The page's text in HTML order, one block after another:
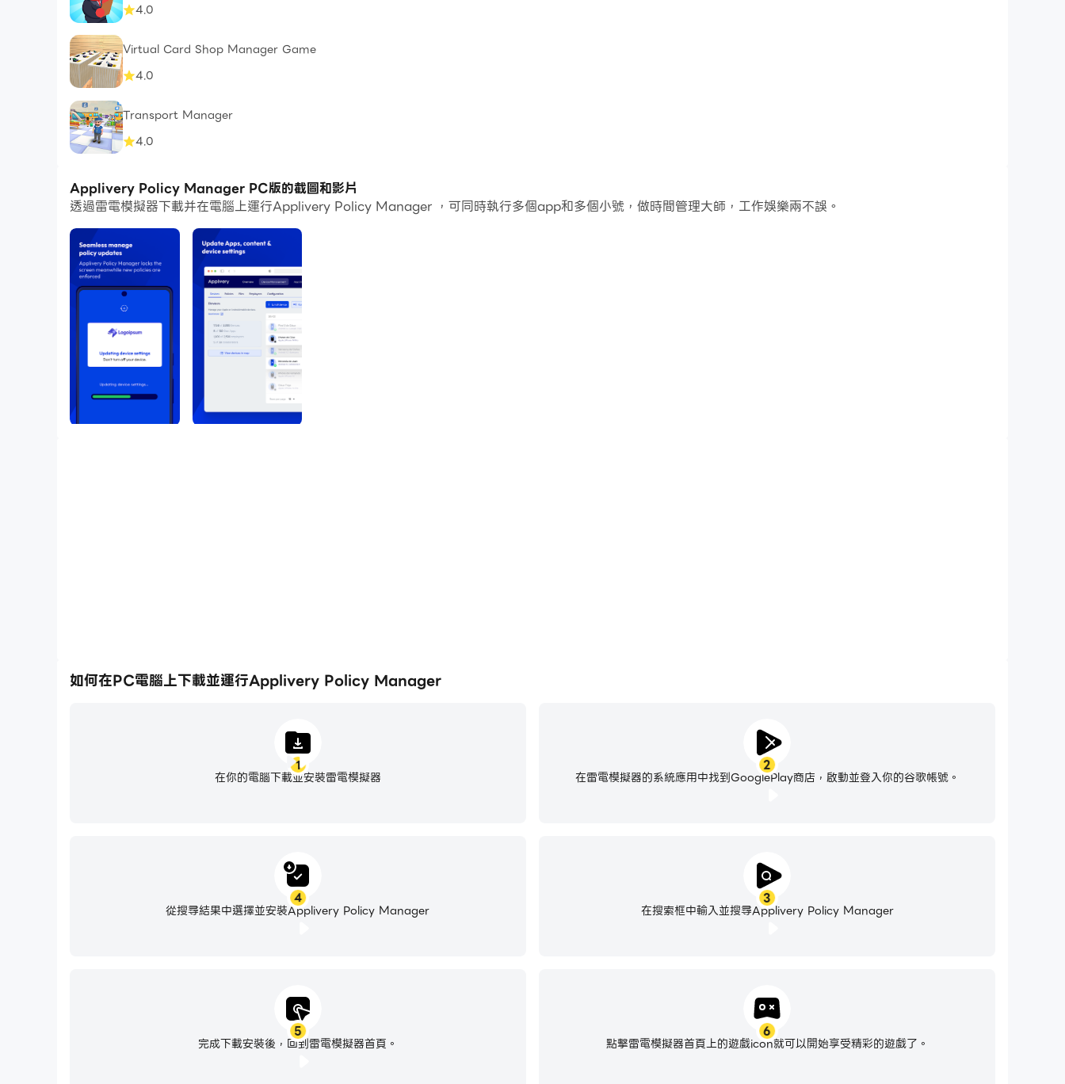
4.0
Virtual Card Shop Manager Game
4.0
Transport Manager
4.0
Applivery Policy Manager PC版的截圖和影片
透過雷電模擬器下載并在電腦上運行Applivery Policy Manager ，可同時執行多個app和多個小號，做時間管理大師，工作娛樂兩不誤。
如何在PC電腦上下載並運行Applivery Policy Manager
1
在你的電腦下載並安裝雷電模擬器
2
在雷電模擬器的系統應用中找到GooglePlay商店，啟動並登入你的谷歌帳號。
3
在搜索框中輸入並搜尋Applivery Policy Manager
4
從搜尋結果中選擇並安裝Applivery Policy Manager
5
完成下載安裝後，回到雷電模擬器首頁。
6
點擊雷電模擬器首頁上的遊戲icon就可以開始享受精彩的遊戲了。